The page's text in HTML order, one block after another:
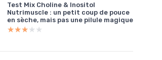
Test Mix Choline & Inositol
Nutrimuscle : un petit coup de pouce
en sèche, mais pas une pilule magique
★★★★★
★★★★★